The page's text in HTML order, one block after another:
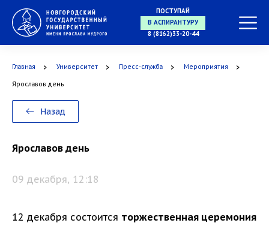
ПОСТУПАЙ
В МАГИСТРАТУРУ
В АСПИРАНТУРУ
8 (8162)33-20-44
Главная Университет Пресс-служба Мероприятия
Ярославов день
Назад
Ярославов день
09 декабря, 12:18
12 декабря состоится торжественная церемония